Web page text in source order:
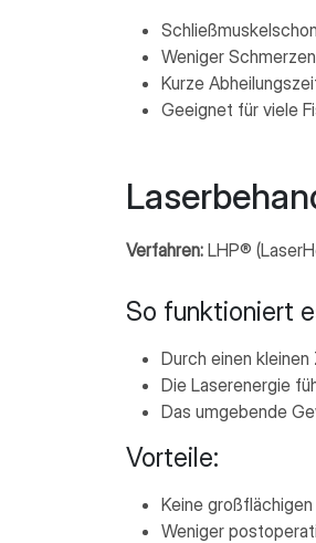
Weniger Schmerzen
Kurze
Geeignet für viele
Verfahren: LHP®
So funktioniert
Durch einen
Die Laserenergie
Das umgebende
Vorteile:
Keine
Weniger